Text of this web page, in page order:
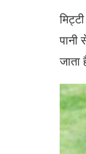
पानी
जाता